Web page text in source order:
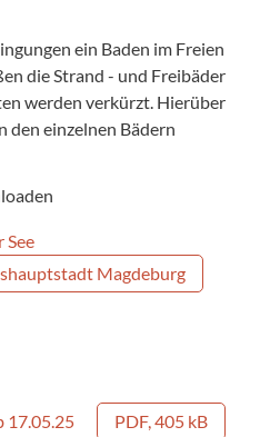
ein Baden im Freien
die Strand - und Freibäder
werden verkürzt. Hierüber
den einzelnen Bädern
See
Magdeburg
17.05.25 PDF, 405 kB